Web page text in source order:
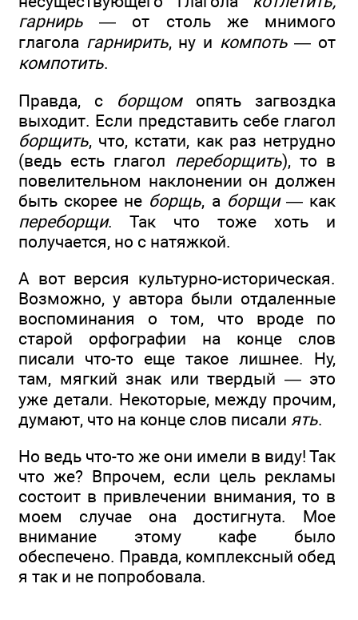
гарнирь — от столь же мнимого
глагола гарнирить, ну и компоть— от
компотить.
Правда, с борщомопять загвоздка
выходит. Если представить себе глагол
борщить, что, кстати, как раз нетрудно
(ведь есть глагол переборщить), то в
повелительном наклонении он должен
быть скорее не борщь, а борщи— как
переборщи. Так что тоже хоть и
получается, но с натяжкой.
А вот версия культурно-историческая.
Возможно, у автора были отдаленные
воспоминания о том, что вроде по
старой орфографии на конце слов
писали что-то еще такое лишнее. Ну,
там, мягкий знак или твердый — это
уже детали. Некоторые, между прочим,
думают, что на конце слов писали ять.
Но ведь что-то же они имели в виду! Так
что же? Впрочем, если цель рекламы
состоит в привлечении внимания, то в
моем случае она достигнута. Мое
внимание этому кафе было
обеспечено. Правда, комплексный обед
я так и не попробовала.